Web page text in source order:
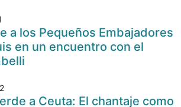
a los Pequeños Embajadores
en un encuentro con el
a Ceuta: El chantaje como